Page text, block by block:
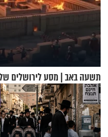
תשעה באב | מסע לירושלים